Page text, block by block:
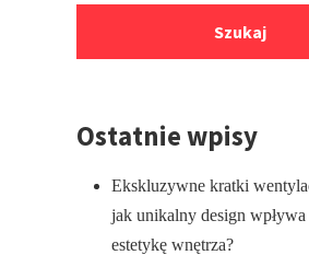
Ostatnie wpisy
Ekskluzywne kratki
jak unikalny design wpływa
estetykę wnętrza?